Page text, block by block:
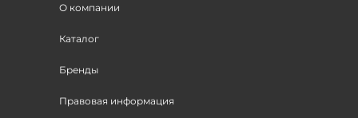
О компании
Каталог
Бренды
Правовая информация